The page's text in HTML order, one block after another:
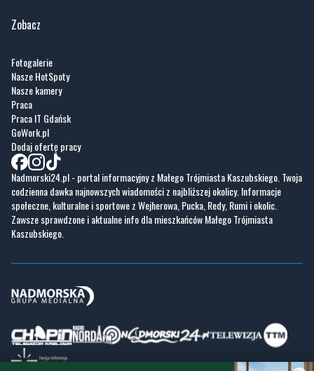
Zobacz
Fotogalerie
Nasze HotSpoty
Nasze kamery
Praca
Praca IT Gdańsk
GoWork.pl
Dodaj ofertę pracy
Nadmorski24.pl - portal informacyjny z Małego Trójmiasta Kaszubskiego. Twoja
codzienna dawka najnowszych wiadomości z najbliższej okolicy. Informacje
społeczne, kulturalne i sportowe z Wejherowa, Pucka, Redy, Rumi i okolic.
Zawsze sprawdzone i aktualne info dla mieszkańców Małego Trójmiasta
Kaszubskiego.